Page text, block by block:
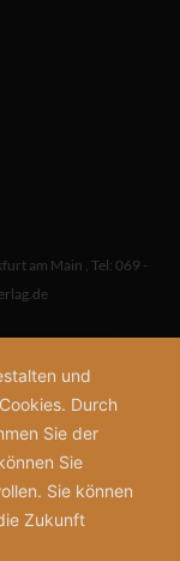
am Main , Tel: 069 -
und
Durch
Sie der
Sie
Sie können
Zukunft